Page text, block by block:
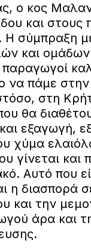
ο κος
και στους
Η σύμπραξη
και
να πάμε στην
στη
θα
εξαγωγή,
χύμα
γίνεται και
Αυτό που
η διασπορά
και την
άρα και